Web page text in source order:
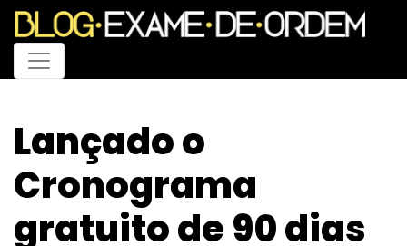
Menu
Lançado o
Cronograma
gratuito de 90 dias